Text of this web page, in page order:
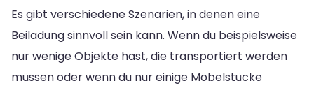
Es gibt verschiedene Szenarien, in denen eine
Beiladung sinnvoll sein kann. Wenn du beispielsweise
nur wenige Objekte hast, die transportiert werden
müssen oder wenn du nur einige Möbelstücke